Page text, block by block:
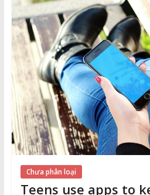
Chưa phân loại
Teens use apps to